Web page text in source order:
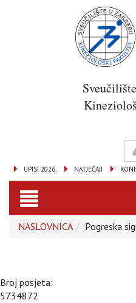
NATJEČAJI
UPISI 2026.
Toggle
navigation
NASLOVNICA Pogreska
Broj posjeta:
5734872